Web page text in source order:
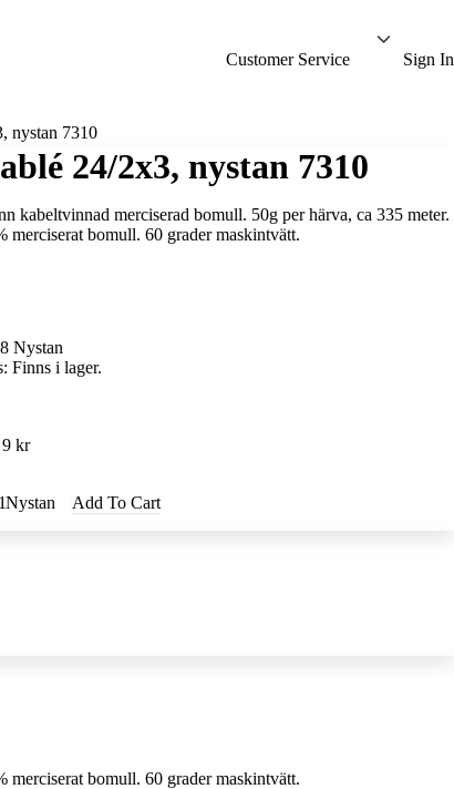
Customer Service Sign In
nystan 7310
24/2x3, nystan 7310
kabeltvinnad merciserad bomull. 50g per härva, ca 335 meter.
merciserat bomull. 60 grader maskintvätt.
Nystan
Finns i lager.
9 kr
Nystan
Add To Cart
merciserat bomull. 60 grader maskintvätt.